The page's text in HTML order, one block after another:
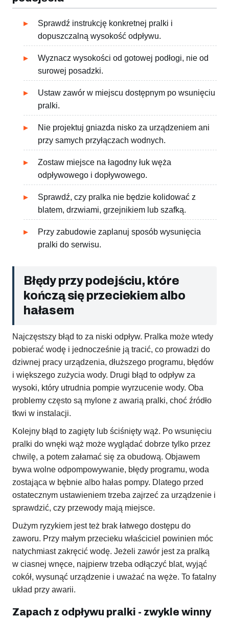
Sprawdź instrukcję konkretnej pralki i
dopuszczalną wysokość odpływu.
Wyznacz wysokości od gotowej podłogi, nie od
surowej posadzki.
Ustaw zawór w miejscu dostępnym po wsunięciu
pralki.
Nie projektuj gniazda nisko za urządzeniem ani
przy samych przyłączach wodnych.
Zostaw miejsce na łagodny łuk węża
odpływowego i dopływowego.
Sprawdź, czy pralka nie będzie kolidować z
blatem, drzwiami, grzejnikiem lub szafką.
Przy zabudowie zaplanuj sposób wysunięcia
pralki do serwisu.
Błędy przy podejściu, które
kończą się przeciekiem albo
hałasem
Najczęstszy błąd to za niski odpływ. Pralka może wtedy
pobierać wodę i jednocześnie ją tracić, co prowadzi do
dziwnej pracy urządzenia, dłuższego programu, błędów
i większego zużycia wody. Drugi błąd to odpływ za
wysoki, który utrudnia pompie wyrzucenie wody. Oba
problemy często są mylone z awarią pralki, choć źródło
tkwi w instalacji.
Kolejny błąd to zagięty lub ściśnięty wąż. Po wsunięciu
pralki do wnęki wąż może wyglądać dobrze tylko przez
chwilę, a potem załamać się za obudową. Objawem
bywa wolne odpompowywanie, błędy programu, woda
zostająca w bębnie albo hałas pompy. Dlatego przed
ostatecznym ustawieniem trzeba zajrzeć za urządzenie i
sprawdzić, czy przewody mają miejsce.
Dużym ryzykiem jest też brak łatwego dostępu do
zaworu. Przy małym przecieku właściciel powinien móc
natychmiast zakręcić wodę. Jeżeli zawór jest za pralką
w ciasnej wnęce, najpierw trzeba odłączyć blat, wyjąć
cokół, wysunąć urządzenie i uważać na węże. To fatalny
układ przy awarii.
Zapach z odpływu pralki - zwykle winny